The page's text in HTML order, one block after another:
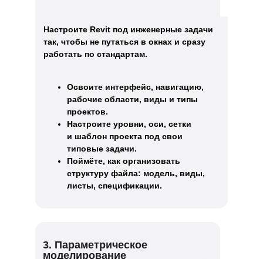
Настроите Revit под инженерные задачи
так, чтобы не путаться в окнах и сразу
работать по стандартам.
Освоите интерфейс, навигацию,
рабочие области, виды и типы
проектов.
Настроите уровни, оси, сетки
и шаблон проекта под свои
типовые задачи.
Поймёте, как организовать
структуру файла: модель, виды,
листы, спецификации.
3. Параметрическое
моделирование